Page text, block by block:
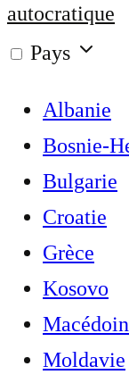
autocratique
Pays
Albanie
Bosnie-
Bulgarie
Croatie
Grèce
Kosovo
Moldavie